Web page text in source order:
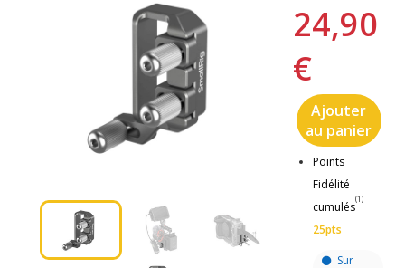
24,90
€
Ajouter
au panier
Points
Fidélité
cumulés
(1)
25pts
Sur